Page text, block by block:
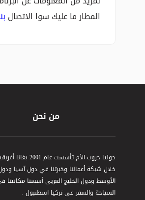
المطار ما عليك سوا الاتصال
من نحن
جوليا جروب الأم تأسست عام 2001
خلال شبكة أعمالنا وخبرتنا في دول آسيا
الأوسط ودول الخليج العربي أسسنا مكانتنا
السياحة والسفر في تركيا اسطنبول .